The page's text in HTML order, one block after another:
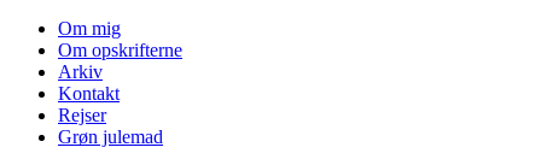
Om mig
Om opskrifterne
Arkiv
Kontakt
Rejser
Grøn julemad